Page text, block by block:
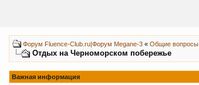
Форум Fluence-Club.ru|Форум Megane-3 « Общие вопросы
Отдых на Черноморском побережье
Важная информация